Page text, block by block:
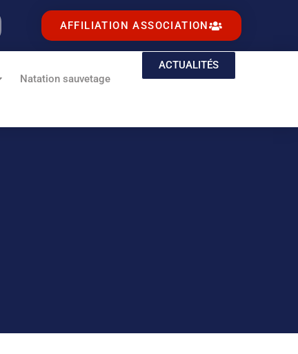
AFFILIATION ASSOCIATION
Natation sauvetage
ACTUALITÉS